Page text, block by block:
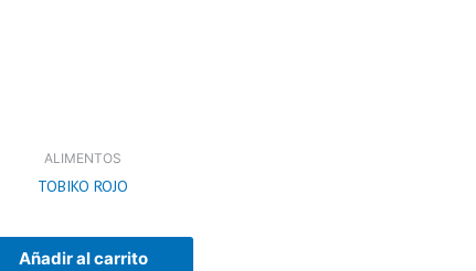
ALIMENTOS
TOBIKO ROJO
Añadir al carrito